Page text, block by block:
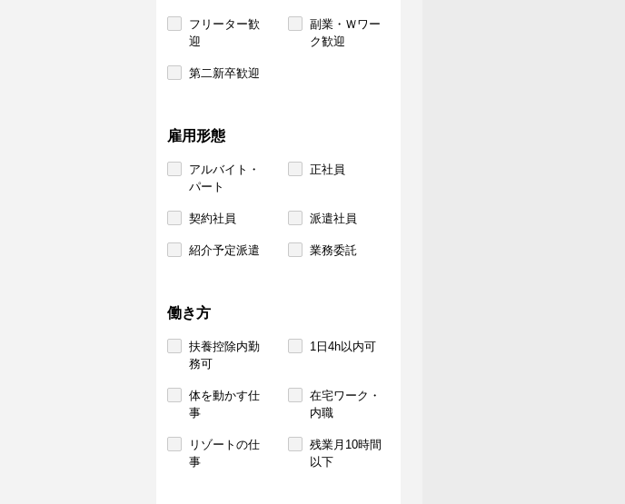
フリーター歓
迎
副業・Ｗワー
ク歓迎
第二新卒歓迎
雇用形態
アルバイト・
パート
正社員
契約社員 派遣社員
紹介予定派遣 業務委託
働き方
扶養控除内勤
務可
1日4h以内可
体を動かす仕
事
在宅ワーク・
内職
リゾートの仕
事
残業月10時間
以下